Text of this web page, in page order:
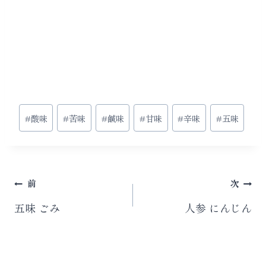
投
稿
#酸味 #苦味 #鹹味 #甘味 #辛味 #五味
投
稿
前
五味 ごみ
次
人参 にんじん